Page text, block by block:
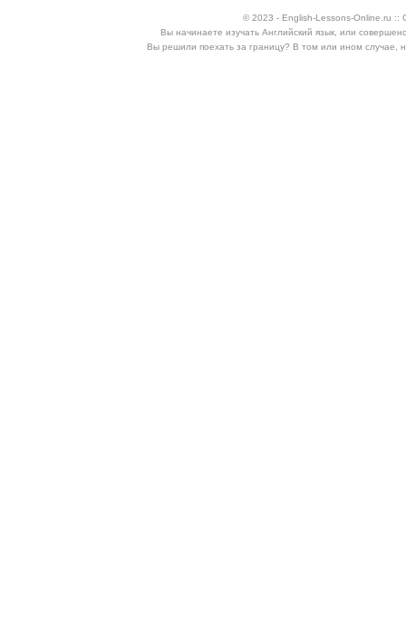
© 2023 - English-Lessons-Online.ru ::
Вы начинаете изучать Английский язык, или
Вы решили поехать за границу? В том или ином случае,